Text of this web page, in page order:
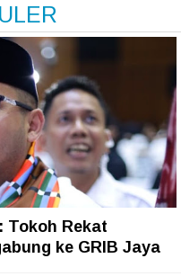
Tokoh Rekat
ke GRIB Jaya